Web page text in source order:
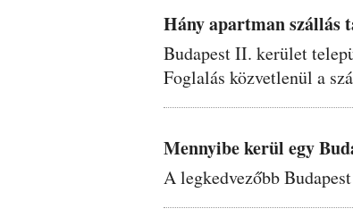
Hány apartman szállás
Budapest II. kerület
Foglalás közvetlenül a
Mennyibe kerül egy
A legkedvezőbb